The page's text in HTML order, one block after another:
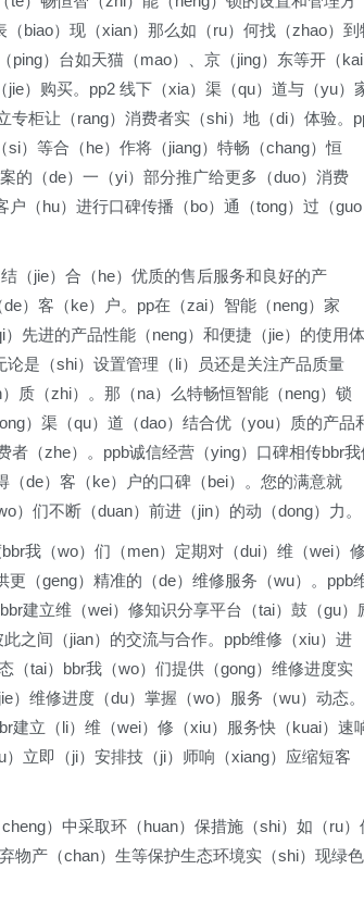
（biao）现（xian）那么如（ru）何找（zhao）到
）台如天猫（mao）、京（jing）东等开（kai
）购买。pp2 线下（xia）渠（qu）道与（yu）
专柜让（rang）消费者实（shi）地（di）体验。
）等合（he）作将（jiang）特畅（chang）恒
的（de）一（yi）部分推广给更多（duo）消费
（hu）进行口碑传播（bo）通（tong）过（guo
（jie）合（he）优质的售后服务和良好的产
）客（ke）户。pp在（zai）智能（neng）家
先进的产品性能（neng）和便捷（jie）的使用体
论是（shi）设置管理（li）员还是关注产品质量
质（zhi）。那（na）么特畅恒智能（neng）锁
）渠（qu）道（dao）结合优（you）质的产品
者（zhe）。ppb诚信经营（ying）口碑相传bbr我
de）客（ke）户的口碑（bei）。您的满意就
）们不断（duan）前进（jin）的动（dong）力。
我（wo）们（men）定期对（dui）维（wei）修
（geng）精准的（de）维修服务（wu）。ppb
建立维（wei）修知识分享平台（tai）鼓（gu）
之间（jian）的交流与合作。ppb维修（xiu）进
（tai）bbr我（wo）们提供（gong）维修进度实
）维修进度（du）掌握（wo）服务（wu）动态。
建立（li）维（wei）修（xiu）服务快（kuai）速
立即（ji）安排技（ji）师响（xiang）应缩短客
）中采取环（huan）保措施（shi）如（ru）
物产（chan）生等保护生态环境实（shi）现绿色